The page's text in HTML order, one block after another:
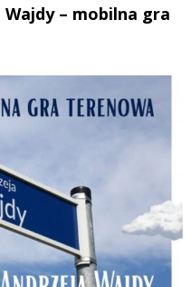
– mobilna gra